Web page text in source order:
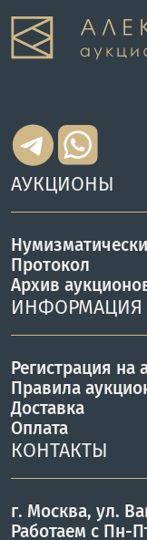
АУКЦИОНЫ
Протокол
Архив
ИНФОРМАЦИЯ
Регистрация на
Правила
Доставка
Оплата
КОНТАКТЫ
г. Москва, ул.
Работаем с Пн-